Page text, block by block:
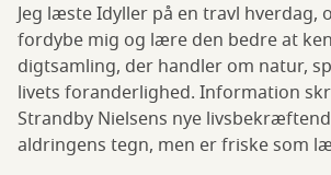
Jeg læste Idyller på en travl hverdag,
fordybe mig og lære den bedre at
digtsamling, der handler om natur,
livets foranderlighed. Information
Strandby Nielsens nye
aldringens tegn, men er friske som